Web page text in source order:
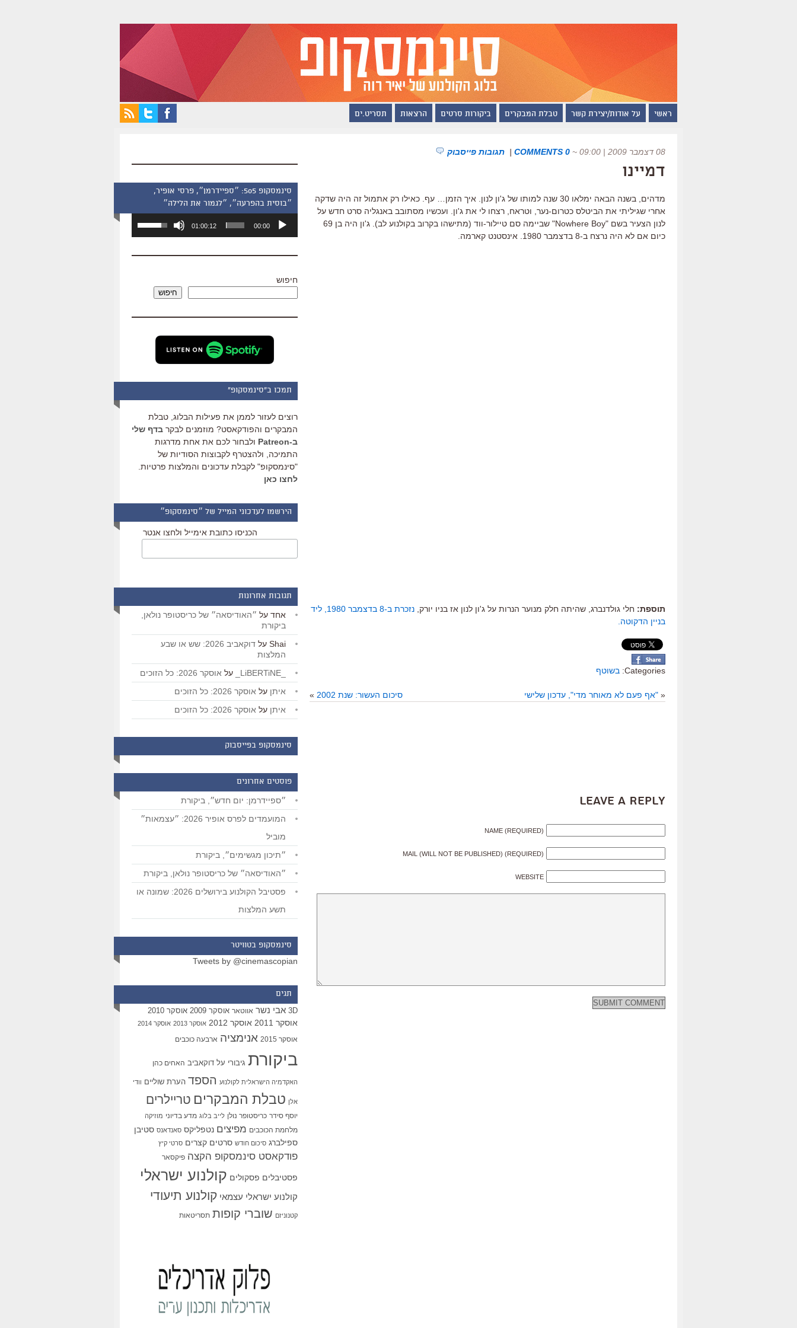
ראשי על אודות/יצירת קשר טבלת המבקרים ביקורות סרטים הרצאות תסריט.ים
08 דצמבר 2009 | 09:00 ~
0 COMMENTS
| תגובות פייסבוק
דמיינו
מדהים, בשנה הבאה ימלאו 30 שנה למותו של ג'ון לנון. איך הזמן… עף. כאילו רק אתמול זה היה שדקה
אחרי שגיליתי את הביטלס כטרום-נער, וטראח, רצחו לי את ג'ון. ועכשיו מסתובב באנגליה סרט חדש על
לנון הצעיר בשם "Nowhere Boy" שביימה סם טיילור-ווד (מתישהו בקרוב בקולנוע לב). ג'ון היה בן 69
כיום אם לא היה נרצח ב-8 בדצמבר 1980. אינסטנט קארמה.
תוספת: חלי גולדנברג, שהיתה חלק מנוער הנרות על ג'ון לנון אז בניו יורק,
נזכרת ב-8 בדצמבר 1980, ליד
בניין הדקוטה.
Categories: בשוטף
« "אף פעם לא מאוחר מדי", עדכון שלישי סיכום העשור: שנת 2002 »
Leave a Reply
NAME (REQUIRED)
MAIL (WILL NOT BE PUBLISHED) (REQUIRED)
WEBSITE
סינמסקופ 505: ״ספיידרמן״, פרסי אופיר,
״בוסית בהפרעה״, ״לגמור את הלילה״
אודיו
00:00
01:00:12
השתמש
כדי
שמע.
חיפוש
חיפוש
תמכו ב"סינמסקופ"
רוצים לעזור לממן את פעילות הבלוג, טבלת
המבקרים והפודקאסט? מוזמנים לבקר בדף שלי
ב-Patreon
ולבחור לכם את אחת מדרגות
התמיכה, ולהצטרף לקבוצות הסודיות של
"סינמסקופ" לקבלת עדכונים והמלצות פרטיות.
לחצו כאן
הירשמו לעדכוני המייל של ״סינמסקופ״
הכניסו כתובת אימייל ולחצו אנטר
תגובות אחרונות
אחד על ״האודיסאה״ של כריסטופר נולאן,
ביקורת
Shai על
דוקאביב 2026: שש או שבע
המלצות
על אוסקר 2026: כל הזוכים
איתן על אוסקר 2026: כל הזוכים
איתן על אוסקר 2026: כל הזוכים
סינמסקופ בפייסבוק
פוסטים אחרונים
״ספיידרמן: יום חדש״, ביקורת
המועמדים לפרס אופיר 2026: ״עצמאות״
מוביל
״תיכון מגשימים״, ביקורת
״האודיסאה״ של כריסטופר נולאן, ביקורת
פסטיבל הקולנוע בירושלים 2026: שמונה או
תשע המלצות
סינמסקופ בטוויטר
Tweets by @cinemascopian
תגים
3D אבי נשר אווטאר אוסקר 2009 אוסקר 2010
אוסקר 2011 אוסקר 2012 אוסקר 2013 אוסקר 2014
אוסקר 2015 אנימציה ארבעה כוכבים
ביקורת גיבורי על דוקאביב האחים כהן
האקדמיה הישראלית לקולנוע הספד הערת שוליים וודי
אלן טבלת המבקרים טריילרים
יוסף סידר כריסטופר נולן לייב בלוג מדע בדיוני מוזיקה
מלחמת הכוכבים מפיצים נטפליקס סאנדאנס סטיבן
ספילברג סיכום חודש סרטים קצרים סרטי קיץ
פודקאסט סינמסקופ הקצה פיקסאר
פסטיבלים פסקולים קולנוע ישראלי
קולנוע ישראלי עצמאי קולנוע תיעודי
קטנוניזם שוברי קופות תסריטאות